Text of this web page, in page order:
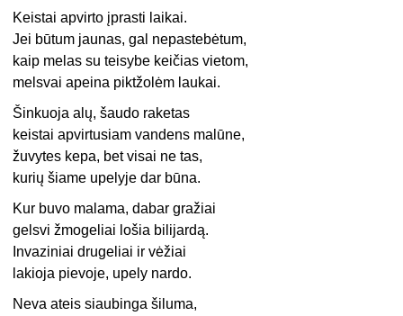
Keistai apvirto įprasti laikai.
Jei būtum jaunas, gal nepastebėtum,
kaip melas su teisybe keičias vietom,
melsvai apeina piktžolėm laukai.
Šinkuoja alų, šaudo raketas
keistai apvirtusiam vandens malūne,
žuvytes kepa, bet visai ne tas,
kurių šiame upelyje dar būna.
Kur buvo malama, dabar gražiai
gelsvi žmogeliai lošia bilijardą.
Invaziniai drugeliai ir vėžiai
lakioja pievoje, upely nardo.
Neva ateis siaubinga šiluma,